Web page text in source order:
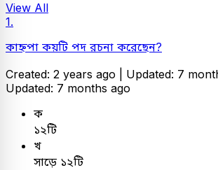
View All
1.
কাহ্নপা কয়টি পদ রচনা করেছেন?
Created: 2 years ago | Updated: 7
Updated: 7 months ago
ক
১২টি
খ
সাড়ে ১২টি